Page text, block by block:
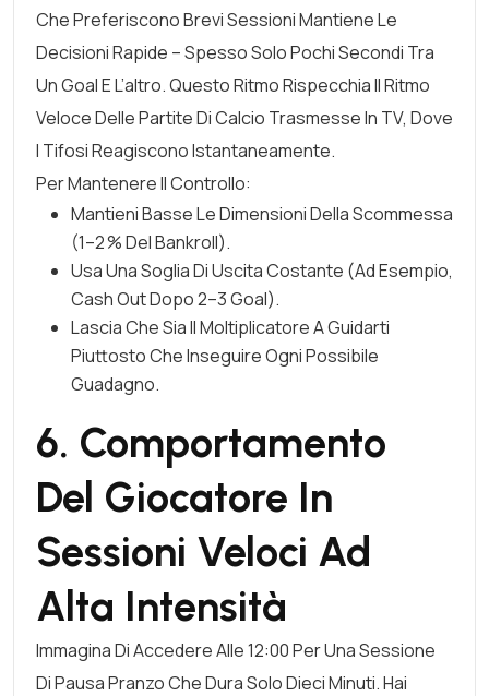
Che Preferiscono Brevi Sessioni Mantiene Le
Decisioni Rapide – Spesso Solo Pochi Secondi Tra
Un Goal E L’altro. Questo Ritmo Rispecchia Il Ritmo
Veloce Delle Partite Di Calcio Trasmesse In TV, Dove
I Tifosi Reagiscono Istantaneamente.
Per Mantenere Il Controllo:
Mantieni Basse Le Dimensioni Della Scommessa
(1–2 % Del Bankroll).
Usa Una Soglia Di Uscita Costante (ad Esempio,
Cash Out Dopo 2–3 Goal).
Lascia Che Sia Il Moltiplicatore A Guidarti
Piuttosto Che Inseguire Ogni Possibile
Guadagno.
6. Comportamento
Del Giocatore In
Sessioni Veloci Ad
Alta Intensità
Immagina Di Accedere Alle 12:00 Per Una Sessione
Di Pausa Pranzo Che Dura Solo Dieci Minuti. Hai